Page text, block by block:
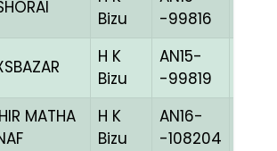
Bizu
-99816
H K
Bizu
AN15-
-99819
MATHA
H K
Bizu
AN16-
-108204